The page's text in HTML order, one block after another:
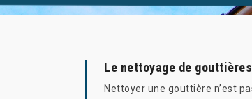
Le nettoyage de
Nettoyer une gouttière n’est